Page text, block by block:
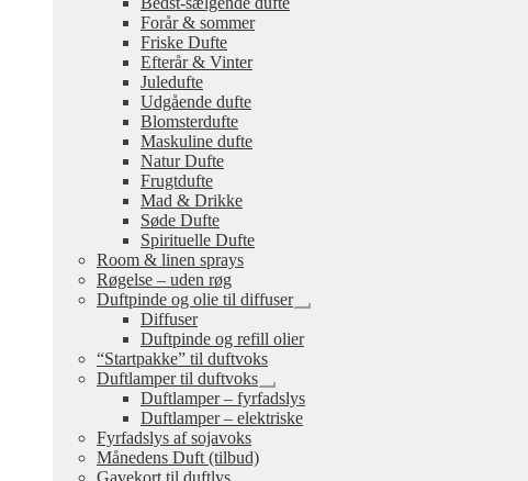
undermenu
Forår & sommer
Friske Dufte
Efterår & Vinter
Juledufte
Udgående dufte
Blomsterdufte
Maskuline dufte
Natur Dufte
Frugtdufte
Mad & Drikke
Søde Dufte
Spirituelle Dufte
Room & linen sprays
Røgelse – uden røg
Duftpinde og olie til diffuser
Udfold
Diffuser
Duftpinde og refill olier
“Startpakke” til duftvoks
Duftlamper til duftvoks
Udfold
undermenu
Duftlamper – fyrfadslys
Duftlamper – elektriske
Fyrfadslys af sojavoks
Månedens Duft (tilbud)
Gavekort til duftlys